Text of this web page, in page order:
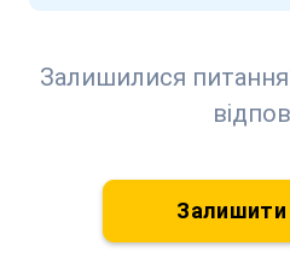
Залишилися
Залишити